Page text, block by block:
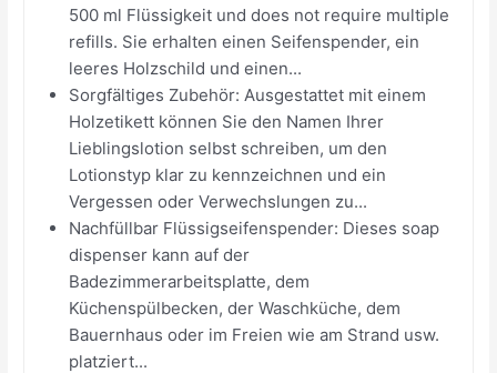
500 ml Flüssigkeit und does not require multiple
refills. Sie erhalten einen Seifenspender, ein
leeres Holzschild und einen...
Sorgfältiges Zubehör: Ausgestattet mit einem
Holzetikett können Sie den Namen Ihrer
Lieblingslotion selbst schreiben, um den
Lotionstyp klar zu kennzeichnen und ein
Vergessen oder Verwechslungen zu...
Nachfüllbar Flüssigseifenspender: Dieses soap
dispenser kann auf der
Badezimmerarbeitsplatte, dem
Küchenspülbecken, der Waschküche, dem
Bauernhaus oder im Freien wie am Strand usw.
platziert...